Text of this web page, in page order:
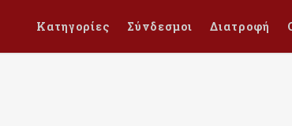
Κατηγορίες Σύνδεσμοι Διατροφή